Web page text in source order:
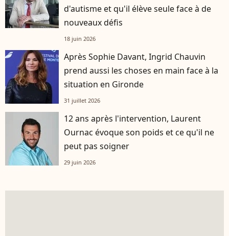
d'autisme et qu'il élève seule face à de
nouveaux défis
18 juin 2026
Après Sophie Davant, Ingrid Chauvin
prend aussi les choses en main face à la
situation en Gironde
31 juillet 2026
12 ans après l'intervention, Laurent
Ournac évoque son poids et ce qu'il ne
peut pas soigner
29 juin 2026